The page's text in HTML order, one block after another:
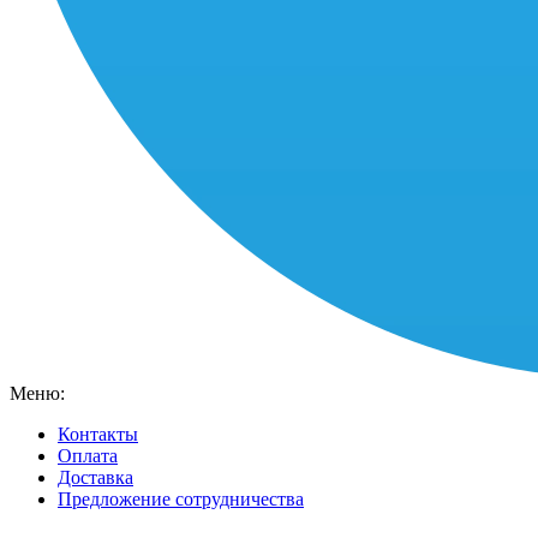
Меню:
Контакты
Оплата
Доставка
Предложение сотрудничества